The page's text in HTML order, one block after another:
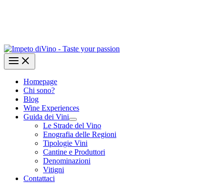
Homepage
Chi sono?
Blog
Wine Experiences
Guida dei Vini
Le Strade del Vino
Enografia delle Regioni
Tipologie Vini
Cantine e Produttori
Denominazioni
Vitigni
Contattaci